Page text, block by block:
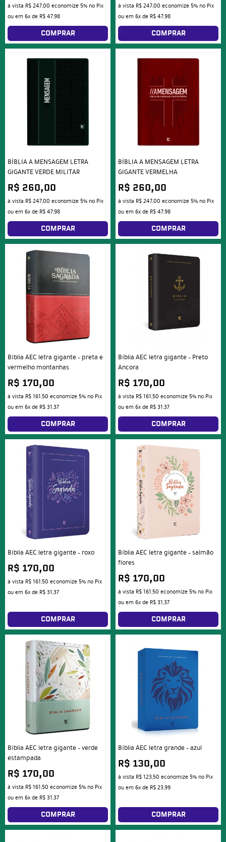
à vista R$ 247,00 economize 5% no Pix
ou em 6xde R$ 47,98
COMPRAR
à vista R$ 247,00 economize 5% no Pix
ou em 6xde R$ 47,98
COMPRAR
BÍBLIA A MENSAGEM LETRA
GIGANTE VERDE MILITAR
R$ 260,00
à vista R$ 247,00 economize 5% no Pix
ou em 6xde R$ 47,98
COMPRAR
BÍBLIA A MENSAGEM LETRA
GIGANTE VERMELHA
R$ 260,00
à vista R$ 247,00 economize 5% no Pix
ou em 6xde R$ 47,98
COMPRAR
Bíblia AEC letra gigante – preta e
vermelho montanhas
R$ 170,00
à vista R$ 161,50 economize 5% no Pix
ou em 6xde R$ 31,37
COMPRAR
Bíblia AEC letra gigante – Preto
Ancora
R$ 170,00
à vista R$ 161,50 economize 5% no Pix
ou em 6xde R$ 31,37
COMPRAR
Bíblia AEC letra gigante – roxo
R$ 170,00
à vista R$ 161,50 economize 5% no Pix
ou em 6xde R$ 31,37
COMPRAR
Bíblia AEC letra gigante – salmão
flores
R$ 170,00
à vista R$ 161,50 economize 5% no Pix
ou em 6xde R$ 31,37
COMPRAR
Bíblia AEC letra gigante – verde
estampada
R$ 170,00
à vista R$ 161,50 economize 5% no Pix
ou em 6xde R$ 31,37
COMPRAR
Bíblia AEC letra grande – azul
R$ 130,00
à vista R$ 123,50 economize 5% no Pix
ou em 6xde R$ 23,99
COMPRAR